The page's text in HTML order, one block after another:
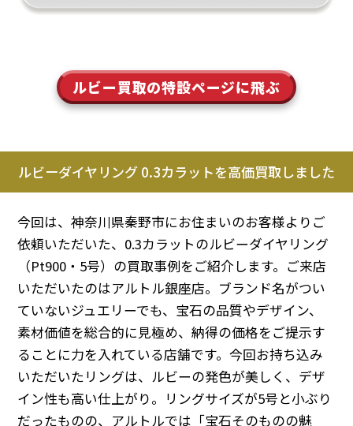
ルビー買取の特設ページに飛ぶ
ルビーダイヤリング 0.3カラットを高価買取しました
今回は、神奈川県秦野市にお住まいのお客様よりご
依頼いただいた、0.3カラットのルビーダイヤリング
（Pt900・5号）の買取事例をご紹介します。ご来店
いただいたのはアルトル銀座店。ブランド名がつい
ていないジュエリーでも、宝石の品質やデザイン、
素材価値を総合的に見極め、納得の価格をご提示す
ることに力を入れている店舗です。今回お持ち込み
いただいたリングは、ルビーの発色が美しく、デザ
イン性も高い仕上がり。リングサイズが5号と小ぶり
だったものの、アルトルでは「宝石そのものの魅